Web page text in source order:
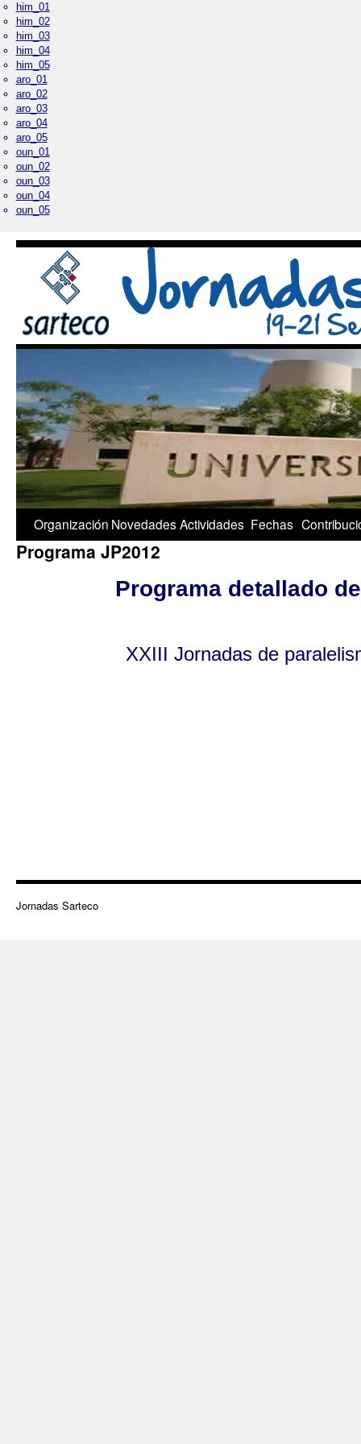
him_01
him_02
him_03
him_04
him_05
aro_01
aro_02
aro_03
aro_04
aro_05
oun_01
oun_02
oun_03
oun_04
oun_05
1/5
Palacio Real
Organización NovedadesActividades Fechas
Programa JP2012
Programa detallado
XXIII Jornadas de
Jornadas Sarteco